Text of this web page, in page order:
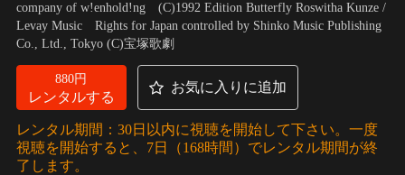
company of w!enhold!ng (C)1992 Edition Butterfly Roswitha Kunze /
Levay Music Rights for Japan controlled by Shinko Music Publishing
Co., Ltd., Tokyo (C)宝塚歌劇
880円
レンタルする
お気に入りに追加
レンタル期間：30日以内に視聴を開始して下さい。一度
視聴を開始すると、7日（168時間）でレンタル期間が終
了します。